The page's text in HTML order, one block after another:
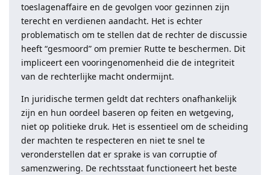
toeslagenaffaire en de gevolgen voor gezinnen zijn
terecht en verdienen aandacht. Het is echter
problematisch om te stellen dat de rechter de discussie
heeft “gesmoord” om premier Rutte te beschermen. Dit
impliceert een vooringenomenheid die de integriteit
van de rechterlijke macht ondermijnt.
In juridische termen geldt dat rechters onafhankelijk
zijn en hun oordeel baseren op feiten en wetgeving,
niet op politieke druk. Het is essentieel om de scheiding
der machten te respecteren en niet te snel te
veronderstellen dat er sprake is van corruptie of
samenzwering. De rechtsstaat functioneert het beste